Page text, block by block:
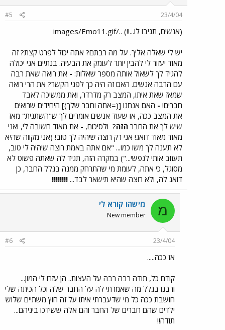
23/4/04
#5
(אנשים, תגיבו לו...!!) ../images/Emo11.gif
יש לי שאלה אליך. על מה רבתם? אתה יכול לפרט קצת? זה
מאוד יעזור לי להבין יותר לעומק את הבעיה. בנתיים אני יכולה
להגיד לך לשאול אותה מספר שאלות: - את רואה שאת רבה
עם הרבה אנשים. האם זה היה כך לפני הקשר? את הרי רואה
שמאז שאת איתו, המצב רק מדרדר, ואת ממשיכה לאבד
חברים! - האם אנחנו [(=אתה וחבר שלך)] היחידים שרואים
את המצב ככה, או שעוד אנשים אומרים לך ש"השתנית" מאז
שיש לך את החבר הזה? ולסיכום, - את מאוד חשובה לי, ואני
מאוד מאוד דואג! אני רק רוצה שיהיה לך טוב! (אני מקווה שהיא
לא תענה לך משו כמו... "אם אתה באמת רוצה שיהיה לי טוב,
תעזוב אותי לנפשי...") במקרה הזה, תגיד לה שאתה פשוט לא
מסוגל, כי אתה, לעומת מי שהתרחק ממנה בגלל החבר, כן
דואג לה, ולא רוצה שהיא תישאר לבד... !!!!!!!!
מ מישהו קורא לי
New member
23/4/04
#6
אז ככה.....
קודם כל, תודה רבה רבה על העצות.. הן עזרו לי המון...
ורבנו בגלל מה שאמרתי לה על החבר שלה וכל הכיתה שלי
חושבת ככה כל מי שדעברתי איתו על זה חוץ משתיים שלוש
ילדים שהם חברים של החבר והם אלה ששידכו ביניהם...
תודה!!